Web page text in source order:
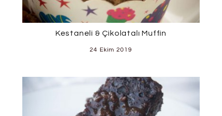
Kestaneli & Çikolatalı Muffin
24 Ekim 2019